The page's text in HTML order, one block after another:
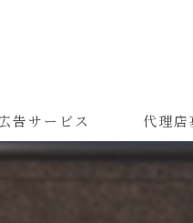
告サービス 代理店